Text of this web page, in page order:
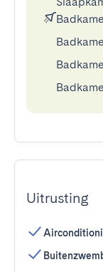
Uitrusting